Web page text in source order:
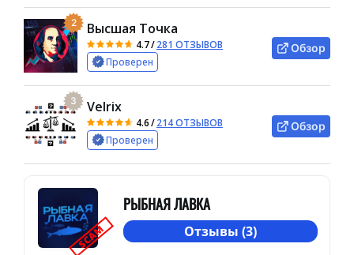
2 Высшая Точка
4.7/281 ОТЗЫВОВ
Проверен
Обзор
3 Velrix
4.6/214 ОТЗЫВОВ
Проверен
Обзор
SCAM
РЫБНАЯ ЛАВКА
Отзывы (3)